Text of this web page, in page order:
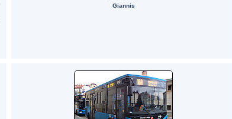
Giannis